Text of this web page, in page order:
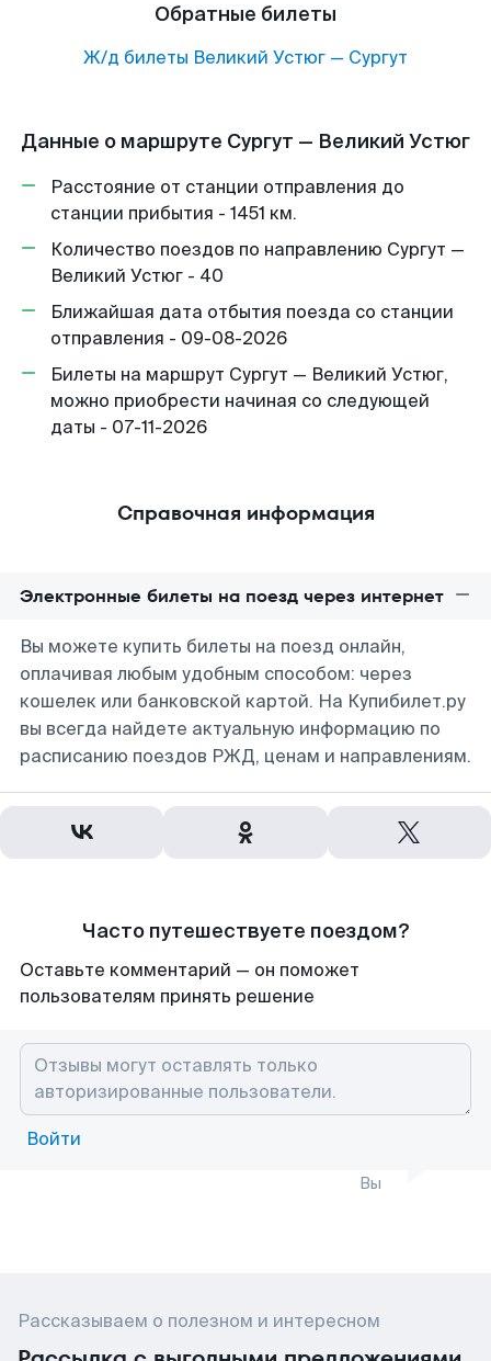
Обратные билеты
Ж/д билеты Великий Устюг — Сургут
Данные о маршруте Сургут — Великий Устюг
Расстояние от станции отправления до
станции прибытия - 1451 км.
Количество поездов по направлению Сургут —
Великий Устюг - 40
Ближайшая дата отбытия поезда со станции
отправления - 09-08-2026
Билеты на маршрут Сургут — Великий Устюг,
можно приобрести начиная со следующей
даты - 07-11-2026
Справочная информация
Электронные билеты на поезд через интернет
Вы можете купить билеты на поезд онлайн,
оплачивая любым удобным способом: через
кошелек или банковской картой. На Купибилет.ру
вы всегда найдете актуальную информацию по
расписанию поездов РЖД, ценам и направлениям.
Часто путешествуете поездом?
Оставьте комментарий — он поможет
пользователям принять решение
Войти
Вы
Рассказываем о полезном и интересном